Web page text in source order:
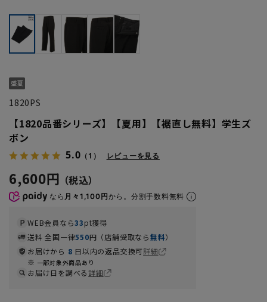
1820PS
【1820品番シリーズ】【夏用】【裾直し無料】学生ズ
ボン
5.0 （1） レビューを見る
6,600円
なら 月々1,100円から。分割手数料無料
WEB会員なら33pt獲得
送料 全国一律550円（店舗受取なら無料）
お届けから 8 日以内の返品交換可詳細
一部対象外商品あり
お届け日を調べる詳細